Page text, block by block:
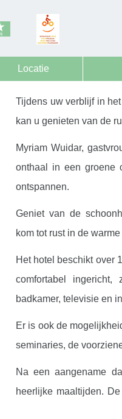
Locatie
Tijdens uw verblijf in
kan u genieten van de
Myriam Wuidar,
onthaal in een groene
ontspannen.
Geniet van de
kom tot rust in de
Het hotel beschikt over
comfortabel
badkamer, televisie en
Er is ook de
seminaries, de
Na een aangename
heerlijke maaltijden.